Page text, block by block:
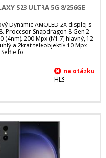
S23 ULTRA 5G 8/256GB
Dynamic AMOLED 2X displej s
Procesor Snapdragon 8 Gen 2 -
(4nm). 200 Mpx (f/1.7) hlavný, 12
a 2krat teleobjektív 10 Mpx
fo
HLS